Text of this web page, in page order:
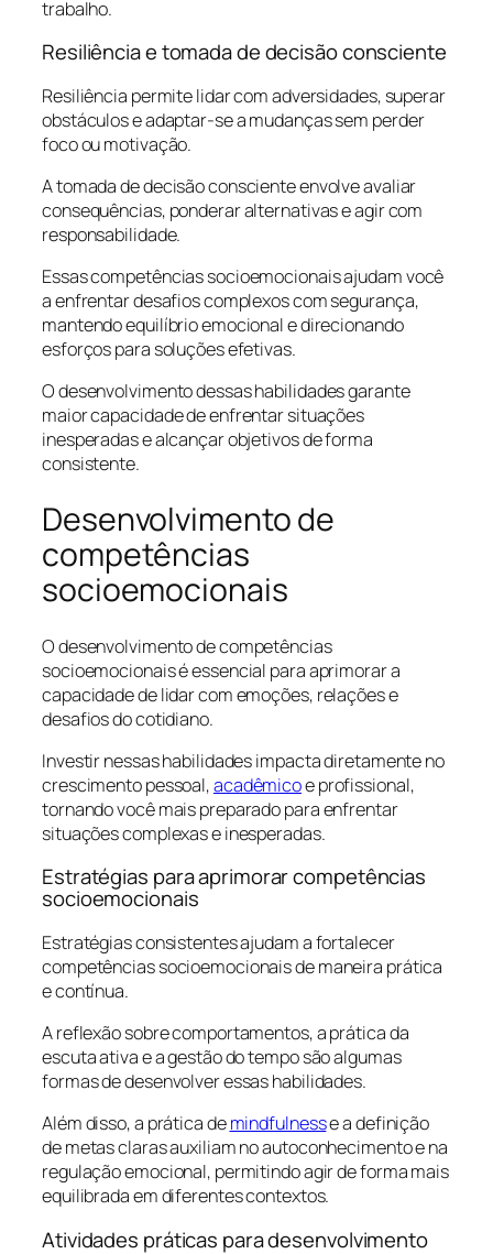
trabalho.
Resiliência e tomada de decisão consciente
Resiliência permite lidar com adversidades, superar
obstáculos e adaptar-se a mudanças sem perder
foco ou motivação.
A tomada de decisão consciente envolve avaliar
consequências, ponderar alternativas e agir com
responsabilidade.
Essas competências socioemocionais ajudam você
a enfrentar desafios complexos com segurança,
mantendo equilíbrio emocional e direcionando
esforços para soluções efetivas.
O desenvolvimento dessas habilidades garante
maior capacidade de enfrentar situações
inesperadas e alcançar objetivos de forma
consistente.
Desenvolvimento de
competências
socioemocionais
O desenvolvimento de competências
socioemocionais é essencial para aprimorar a
capacidade de lidar com emoções, relações e
desafios do cotidiano.
Investir nessas habilidades impacta diretamente no
crescimento pessoal,acadêmicoe profissional,
tornando você mais preparado para enfrentar
situações complexas e inesperadas.
Estratégias para aprimorar competências
socioemocionais
Estratégias consistentes ajudam a fortalecer
competências socioemocionais de maneira prática
e contínua.
A reflexão sobre comportamentos, a prática da
escuta ativa e a gestão do tempo são algumas
formas de desenvolver essas habilidades.
Além disso, a prática demindfulnesse a definição
de metas claras auxiliam no autoconhecimento e na
regulação emocional, permitindo agir de forma mais
equilibrada em diferentes contextos.
Atividades práticas para desenvolvimento